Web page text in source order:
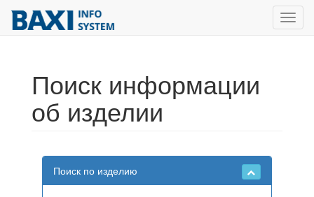
Поиск информации
об изделии
Поиск по изделию